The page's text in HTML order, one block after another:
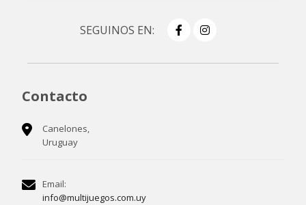
SEGUINOS EN:
Contacto
Canelones,
Uruguay
Email:
info@multijuegos.com.uy